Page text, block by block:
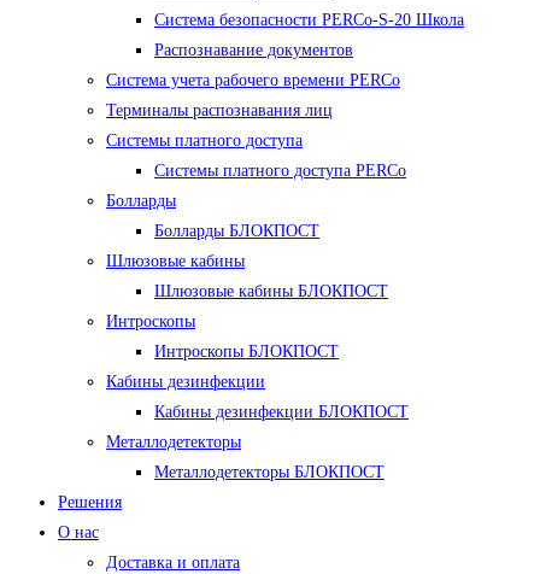
Система безопасности PERCo-S-20 Школа
Распознавание документов
Система учета рабочего времени PERCo
Терминалы распознавания лиц
Cистемы платного доступа
Системы платного доступа PERCo
Болларды
Болларды БЛОКПОСТ
Шлюзовые кабины
Шлюзовые кабины БЛОКПОСТ
Интроскопы
Интроскопы БЛОКПОСТ
Кабины дезинфекции
Кабины дезинфекции БЛОКПОСТ
Металлодетекторы
Металлодетекторы БЛОКПОСТ
Решения
О нас
Доставка и оплата